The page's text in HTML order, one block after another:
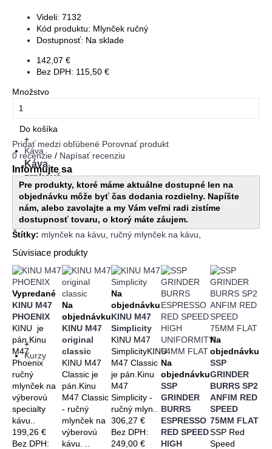
+
Káva
Káva
zrnková
+
Kurzy
Videli: 7132
Kód produktu: Mlynček ručný
Dostupnosť: Na sklade
142,07 €
Bez DPH: 115,50 €
Množstvo
Do košíka
Pridať medzi obľúbené Porovnať produkt
0 recenzie / Napísať recenziu
Informujte sa
Pre produkty, ktoré máme aktuálne dostupné len na
objednávku môže byť čas dodania rozdielny. Napíšte
nám, alebo zavolajte a my Vám veľmi radi zistíme
dostupnosť tovaru, o ktorý máte záujem.
Štítky: mlynček na kávu ručný mlynček na kávu
Súvisiace produkty
Vypredané
KINU M47
PHOENIX
KINU je
pán.Kinu
M47
Phoenix
ručný
mlynček na
výberovú
specialty
kávu..
199,26 €
Bez DPH:
Na
objednávku
KINU M47
original
classic
KINU M47
Classic je
pán.Kinu
M47 Classic
- ručný
mlynček na
výberovú
kávu. ..
Na
objednávku
KINU M47
Simplicity
KINU M47
SimplicityKINU
M47 Classic
je pán.Kinu
M47
Simplicity -
ručný mlyn..
306,27 €
Bez DPH:
249,00 €
Na
objednávku
SSP
GRINDER
BURRS
ESPRESSO
RED SPEED
HIGH
Na
objednávku
SSP
GRINDER
BURRS SP2
ANFIM RED
SPEED
75MM FLAT
SSP Red
Speed